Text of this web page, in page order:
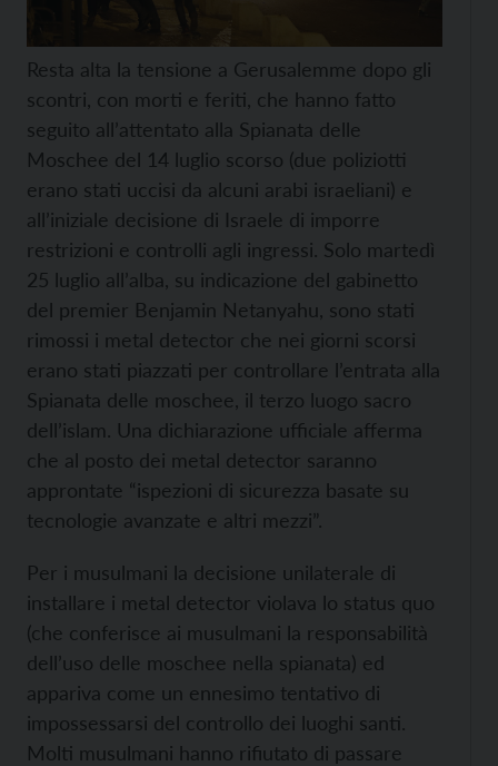
Resta alta la tensione a Gerusalemme dopo gli
scontri, con morti e feriti, che hanno fatto
seguito all’attentato alla Spianata delle
Moschee del 14 luglio scorso (due poliziotti
erano stati uccisi da alcuni arabi israeliani) e
all’iniziale decisione di Israele di imporre
restrizioni e controlli agli ingressi. Solo martedì
25 luglio all’alba, su indicazione del gabinetto
del premier Benjamin Netanyahu, sono stati
rimossi i metal detector che nei giorni scorsi
erano stati piazzati per controllare l’entrata alla
Spianata delle moschee, il terzo luogo sacro
dell’islam. Una dichiarazione ufficiale afferma
che al posto dei metal detector saranno
approntate “ispezioni di sicurezza basate su
tecnologie avanzate e altri mezzi”.
Per i musulmani la decisione unilaterale di
installare i metal detector violava lo status quo
(che conferisce ai musulmani la responsabilità
dell’uso delle moschee nella spianata) ed
appariva come un ennesimo tentativo di
impossessarsi del controllo dei luoghi santi.
Molti musulmani hanno rifiutato di passare